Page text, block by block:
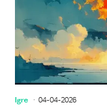
Igre 04-04-2026